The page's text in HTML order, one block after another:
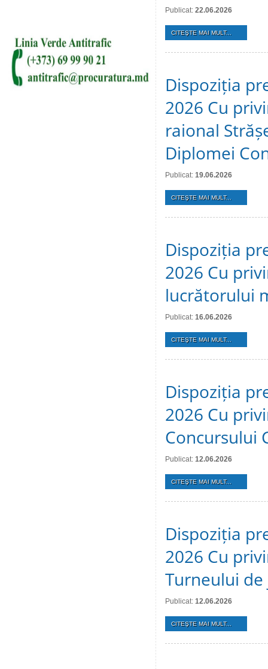
Publicat: 22.06.2026
CITEŞTE MAI MULT...
Dispoziția
2026 Cu
raional
Diplomei
Publicat: 19.06.2026
CITEŞTE MAI MULT...
Dispoziția
2026 Cu
lucrătorului
Publicat: 16.06.2026
CITEŞTE MAI MULT...
Dispoziția
2026 Cu
Concursului
Publicat: 12.06.2026
CITEŞTE MAI MULT...
Dispoziția
2026 Cu
Turneului de
Publicat: 12.06.2026
CITEŞTE MAI MULT...